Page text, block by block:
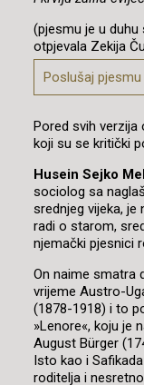
(pjesmu je u duhu
otpjevala Zekija
Poslušaj pjesmu
Pored svih verzija
koji su se kritički
Husein Sejko
sociolog sa
srednjeg vijeka,
radi o starom,
njemački pjesnici
On naime smatra
vrijeme Austro-
(1878-1918) i to
»Lenore«, koju je
August Bürger
Isto kao i
roditelja i